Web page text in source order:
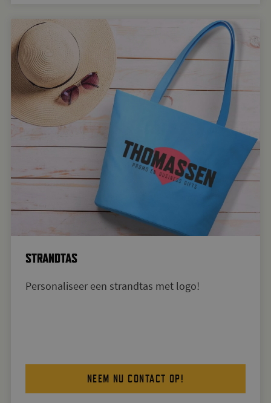
STRANDTAS
Personaliseer een strandtas met logo!
NEEM NU CONTACT OP!